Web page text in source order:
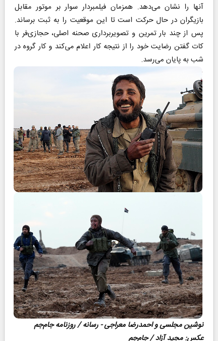
آنها را نشان می‌دهد. همزمان فیلمبردار سوار بر موتور مقابل
بازیگران در حال حرکت است تا این موقعیت را به ثبت برساند.
پس از چند بار تمرین و تصویربرداری صحنه اصلی، حجازی‌فر با
کات گفتن رضایت خود را از نتیجه کار اعلام می‌کند و کار گروه در
شب به پایان می‌رسد.
نوشین مجلسی و احمدرضا معراجی - رسانه / روزنامه جام‌جم
عکس‌: مجید آزاد / جام‌جم